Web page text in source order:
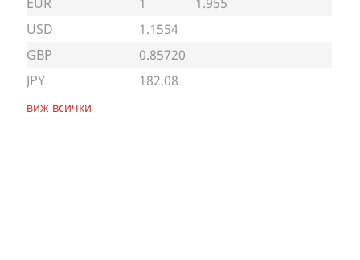
USD
1.1554
GBP
0.85720
JPY
182.08
виж всички